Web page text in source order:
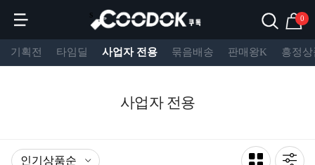
s 0
기획전 타임딜 사업자 전용 묶음배송 판매왕K 흥정상
사업자 전용